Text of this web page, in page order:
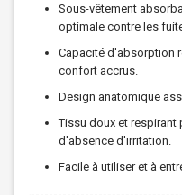
Sous-vêtement
optimale contre les
Capacité d'absorption
confort accrus.
Design anatomique
Tissu doux et respirant
d'absence d'irritation.
Facile à utiliser et à